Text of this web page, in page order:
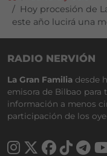
Hoy procesión de
este año lucirá una
RADIO NERVIÓN
La Gran Familia desde
emisora de Bilbao para
información a menos
participación de los